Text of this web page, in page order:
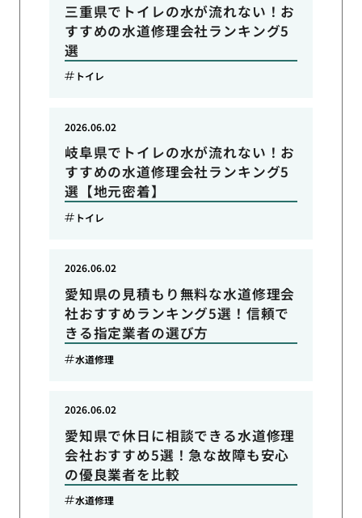
三重県でトイレの水が流れない！お
すすめの水道修理会社ランキング5
選
トイレ
岐阜県でトイレの水が流れない！お
すすめの水道修理会社ランキング5
選【地元密着】
2026.06.02
トイレ
愛知県の見積もり無料な水道修理会
社おすすめランキング5選！信頼で
きる指定業者の選び方
2026.06.02
水道修理
愛知県で休日に相談できる水道修理
会社おすすめ5選！急な故障も安心
の優良業者を比較
2026.06.02
水道修理